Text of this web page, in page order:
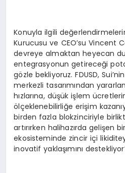
Konuyla ilgili
Kurucusu ve CEO’su Vincent
devreye almaktan heyecan
entegrasyonun getireceği
gözle bekliyoruz. FDUSD,
merkezli tasarımından
hızlarına, düşük işlem
ölçeklenebilirliğe erişim
birden fazla blokzinciriyle
artırırken halihazırda gelişen
ekosisteminde zincir içi
inovatif yaklaşımını